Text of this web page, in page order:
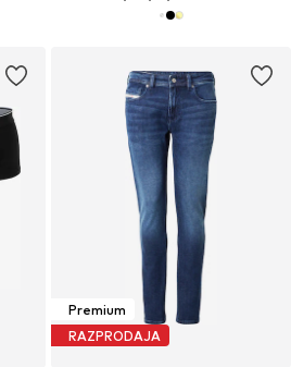
Premium
RAZPRODAJA